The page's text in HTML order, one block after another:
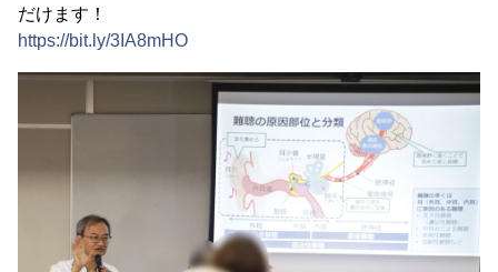
だけます！
https://bit.ly/3IA8mHO